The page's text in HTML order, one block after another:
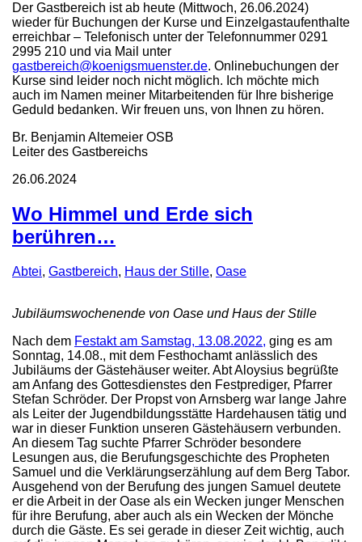
Der Gastbereich ist ab heute (Mittwoch, 26.06.2024)
wieder für Buchungen der Kurse und Einzelgastaufenthalte
erreichbar – Telefonisch unter der Telefonnummer 0291
2995 210 und via Mail unter
gastbereich@koenigsmuenster.de. Onlinebuchungen der
Kurse sind leider noch nicht möglich. Ich möchte mich
auch im Namen meiner Mitarbeitenden für Ihre bisherige
Geduld bedanken. Wir freuen uns, von Ihnen zu hören.
Br. Benjamin Altemeier OSB
Leiter des Gastbereichs
26.06.2024
Wo Himmel und Erde sich
berühren…
Abtei, Gastbereich, Haus der Stille, Oase
Jubiläumswochenende von Oase und Haus der Stille
Nach dem Festakt am Samstag, 13.08.2022, ging es am
Sonntag, 14.08., mit dem Festhochamt anlässlich des
Jubiläums der Gästehäuser weiter. Abt Aloysius begrüßte
am Anfang des Gottesdienstes den Festprediger, Pfarrer
Stefan Schröder. Der Propst von Arnsberg war lange Jahre
als Leiter der Jugendbildungsstätte Hardehausen tätig und
war in dieser Funktion unseren Gästehäusern verbunden.
An diesem Tag suchte Pfarrer Schröder besondere
Lesungen aus, die Berufungsgeschichte des Propheten
Samuel und die Verklärungserzählung auf dem Berg Tabor.
Ausgehend von der Berufung des jungen Samuel deutete
er die Arbeit in der Oase als ein Wecken junger Menschen
für ihre Berufung, aber auch als ein Wecken der Mönche
durch die Gäste. Es sei gerade in dieser Zeit wichtig, auch